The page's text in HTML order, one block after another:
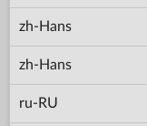
zh-Hans
zh-Hans
ru-RU